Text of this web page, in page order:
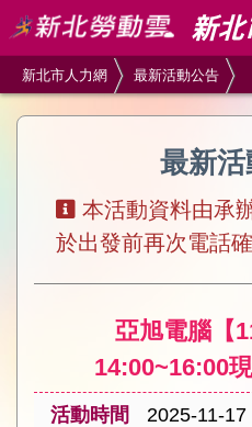
到
要
新北市人力網 最新活動公告
最新
本活動資料由承
於出發前再次電話
亞旭電腦【
14:00~16:00
活動時間
2025-11-